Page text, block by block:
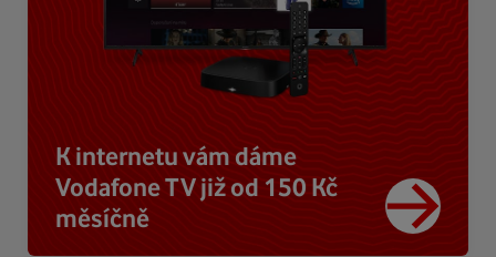
K internetu vám dáme
Vodafone TV již od 150 Kč
měsíčně